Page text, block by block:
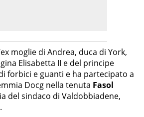
moglie di Andrea, duca di York,
Elisabetta II e del principe
forbici e guanti e ha partecipato a
Docg nella tenuta Fasol
del sindaco di Valdobbiadene,
.